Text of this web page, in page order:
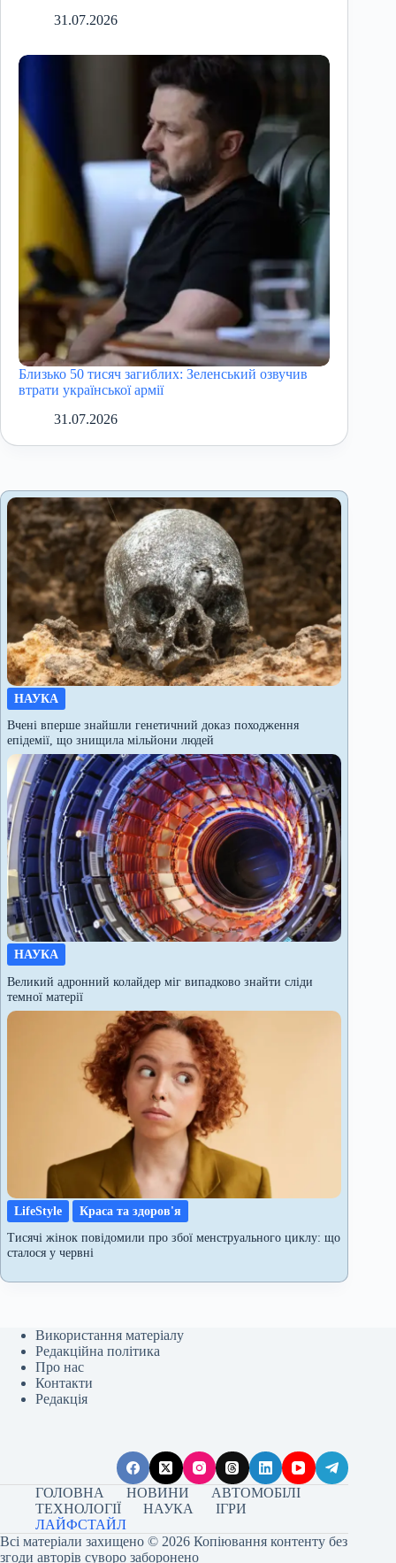
31.07.2026
Близько 50 тисяч загиблих: Зеленський озвучив
втрати української армії
31.07.2026
НАУКА
Вчені вперше знайшли генетичний доказ походження
епідемії, що знищила мільйони людей
НАУКА
Великий адронний колайдер міг випадково знайти сліди
темної матерії
LifeStyle
Краса та здоров'я
Тисячі жінок повідомили про збої менструального циклу: що
сталося у червні
Використання матеріалу
Редакційна політика
Про нас
Контакти
Редакція
ГОЛОВНА НОВИНИ
АВТОМОБІЛІ
ТЕХНОЛОГІЇ
НАУКА
ІГРИ
ЛАЙФСТАЙЛ
Всі матеріали захищено © 2026 Копіювання контенту без
згоди авторів суворо заборонено